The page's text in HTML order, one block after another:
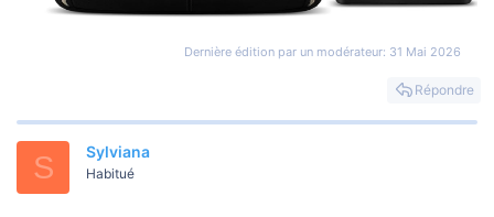
Dernière édition par un modérateur: 31 Mai 2026
Répondre
S Sylviana
Habitué